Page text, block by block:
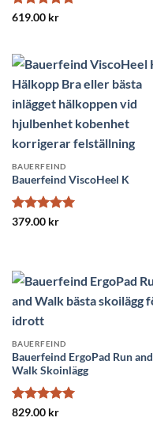
Betygsatt
619.00 kr
BAUERFEIND
Bauerfeind ViscoHeel K
Betygsatt
379.00 kr
BAUERFEIND
Bauerfeind ErgoPad Run and
Walk Skoinlägg
Betygsatt
829.00 kr